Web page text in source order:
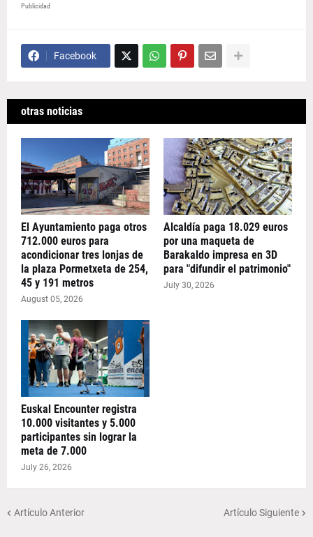
Publicidad
Facebook
otras noticias
El Ayuntamiento paga otros
712.000 euros para
acondicionar tres lonjas de
la plaza Pormetxeta de 254,
45 y 191 metros
August 05, 2026
Alcaldía paga 18.029 euros
por una maqueta de
Barakaldo impresa en 3D
para "difundir el patrimonio"
July 30, 2026
Euskal Encounter registra
10.000 visitantes y 5.000
participantes sin lograr la
meta de 7.000
July 26, 2026
Artículo Anterior Artículo Siguiente